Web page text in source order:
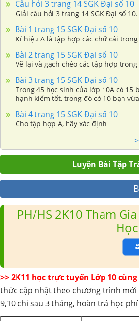
Câu hỏi 3 trang 14 SGK Đại số 10
Giải câu hỏi 3 trang 14 SGK Đại số
Bài 1 trang 15 SGK Đại số 10
Kí hiệu A là tập hợp các chữ cái trong
Bài 2 trang 15 SGK Đại số 10
Vẽ lại và gạch chéo các tập hợp
Bài 3 trang 15 SGK Đại số 10
Trong 45 học sinh của lớp 10A có 15
hạnh kiểm tốt, trong đó có 10 bạn
Bài 4 trang 15 SGK Đại số 10
Cho tập hợp A, hãy xác định
Luyện Bài Tập
PH/HS 2K10 Tham
>> 2K11 học trực tuyến Lớp 10
thức cập nhật theo chương trình
9,10 chỉ sau 3 tháng, hoàn trả học